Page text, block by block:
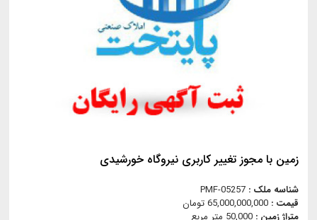
زمین با مجوز تغییر کاربری نیروگاه خورشیدی
شناسه ملک : PMF-05257
قیمت : 65,000,000,000 تومان
متراژ زمین : 50,000 متر مربع